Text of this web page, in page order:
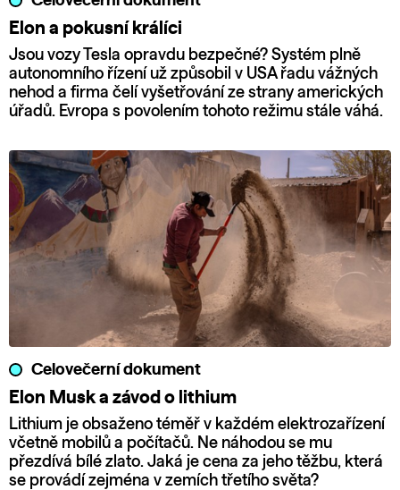
Elon a pokusní králíci
Jsou vozy Tesla opravdu bezpečné? Systém plně
autonomního řízení už způsobil v USA řadu vážných
nehod a firma čelí vyšetřování ze strany amerických
úřadů. Evropa s povolením tohoto režimu stále váhá.
Celovečerní dokument
Elon Musk a závod o lithium
Lithium je obsaženo téměř v každém elektrozařízení
včetně mobilů a počítačů. Ne náhodou se mu
přezdívá bílé zlato. Jaká je cena za jeho těžbu, která
se provádí zejména v zemích třetího světa?